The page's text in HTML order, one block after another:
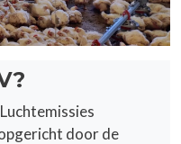
door de